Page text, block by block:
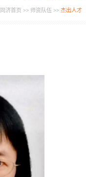
同济首页 >> 师资队伍 >> 杰出人才